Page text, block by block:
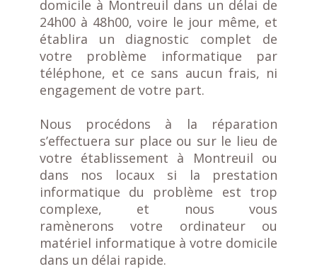
domicile à Montreuil dans un délai de
24h00 à 48h00, voire le jour même, et
établira un diagnostic complet de
votre problème informatique par
téléphone, et ce sans aucun frais, ni
engagement de votre part.
Nous procédons à la réparation
s’effectuera sur place ou sur le lieu de
votre établissement à Montreuil ou
dans nos locaux si la prestation
informatique du problème est trop
complexe, et nous vous
ramènerons votre ordinateur ou
matériel informatique à votre domicile
dans un délai rapide.